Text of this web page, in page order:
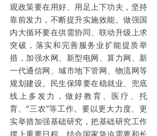
观政策要在用好、用足上下功夫，坚持
靠前发力，不断提升实施效能。做强国
内大循环要在供需协同、联动升级上求
突破，落实和完善服务业扩能提质举
措，加强水网、新型电网、算力网、新
一代通信网、城市地下管网、物流网等
规划建设。民生保障要在稳就业、兜底
线上多发力，做好教育、医疗、托
育、“三农”等工作。要以更大力度、更
实举措加强基础研究，把基础研究工作